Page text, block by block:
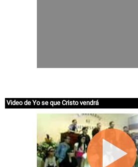
Video de Yo se que Cristo vendrá